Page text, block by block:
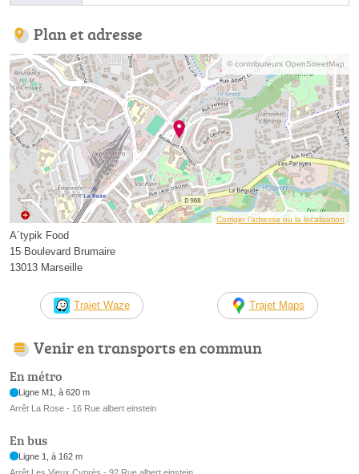
Plan et adresse
© contributeurs OpenStreetMap
Corriger l’adresse ou la localisation
A´typik Food
15 Boulevard Brumaire
13013 Marseille
Trajet Waze Trajet Maps
Venir en transports en commun
En métro
Ligne M1, à 620 m
Arrêt La Rose - 16 Rue albert einstein
En bus
Ligne 1, à 162 m